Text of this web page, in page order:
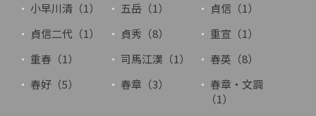
小早川清（1）
五岳（1）
貞信（1）
貞信二代（1）
貞秀（8）
重宣（1）
重春（1）
司馬江漢（1）
春英（8）
春好（5）
春章（3）
春章・文調
（1）